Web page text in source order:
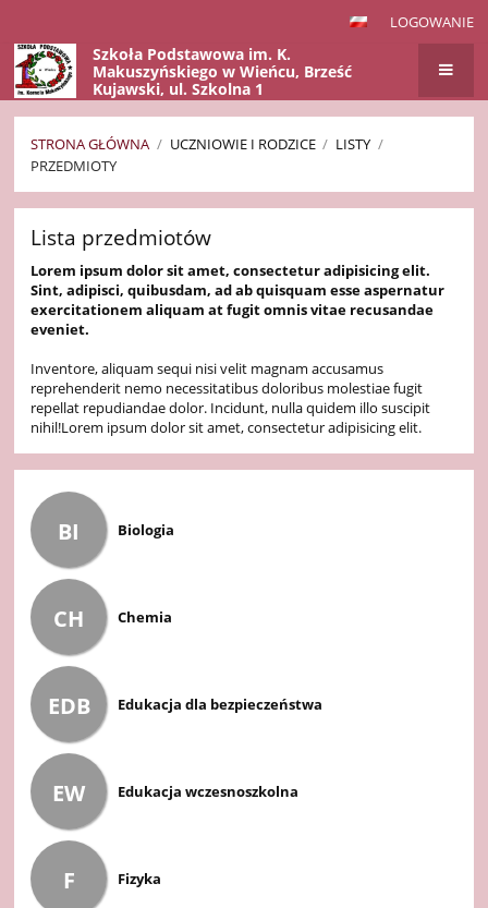
LOGOWANIE
Szkoła Podstawowa im. K.
Makuszyńskiego w Wieńcu, Brześć
Kujawski, ul. Szkolna 1
STRONA GŁÓWNA / UCZNIOWIE I RODZICE / LISTY /
PRZEDMIOTY
Lista przedmiotów
Lorem ipsum dolor sit amet, consectetur adipisicing elit.
Sint, adipisci, quibusdam, ad ab quisquam esse aspernatur
exercitationem aliquam at fugit omnis vitae recusandae
eveniet.
Inventore, aliquam sequi nisi velit magnam accusamus
reprehenderit nemo necessitatibus doloribus molestiae fugit
repellat repudiandae dolor. Incidunt, nulla quidem illo suscipit
nihil!Lorem ipsum dolor sit amet, consectetur adipisicing elit.
BI Biologia
CH Chemia
EDB Edukacja dla bezpieczeństwa
EW Edukacja wczesnoszkolna
F Fizyka